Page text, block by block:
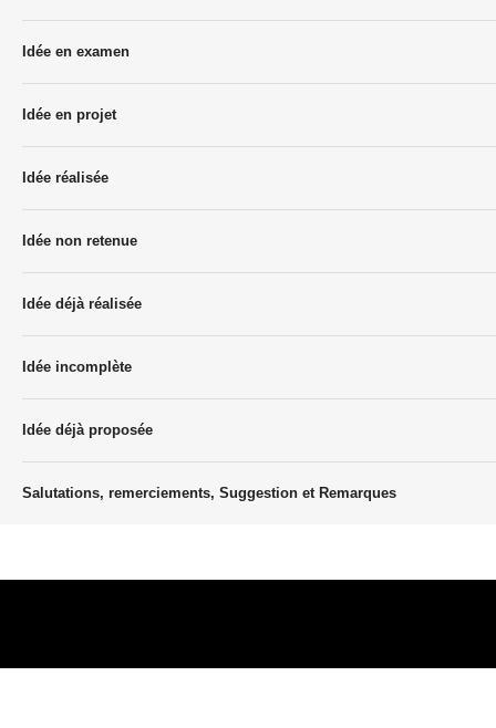
Idée en examen
Idée en projet
Idée réalisée
Idée non retenue
Idée déjà réalisée
Idée incomplète
Idée déjà proposée
Salutations, remerciements, Suggestion et Remarques